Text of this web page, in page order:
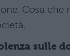
Cosa che
sulle